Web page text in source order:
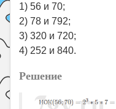
1) 56 и 70;
2) 78 и 792;
3) 320 и 720;
4) 252 и 840.
Решение